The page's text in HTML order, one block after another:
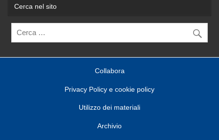
Cerca nel sito
Collabora
Privacy Policy e cookie policy
Utilizzo dei materiali
Archivio